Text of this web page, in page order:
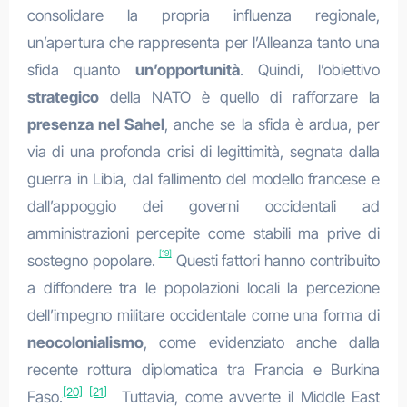
consolidare la propria influenza regionale,
un’apertura che rappresenta per l’Alleanza tanto una
sfida quanto un’opportunità. Quindi, l’obiettivo
strategicodella NATO è quello di rafforzare la
presenza nel Sahel, anche se la sfida è ardua, per
via di una profonda crisi di legittimità, segnata dalla
guerra in Libia, dal fallimento del modello francese e
dall’appoggio dei governi occidentali ad
amministrazioni percepite come stabili ma prive di
sostegno popolare. [19]Questi fattori hanno contribuito
a diffondere tra le popolazioni locali la percezione
dell’impegno militare occidentale come una forma di
neocolonialismo, come evidenziato anche dalla
recente rottura diplomatica tra Francia e Burkina
Faso.[20] [21]
Tuttavia, come avverte il Middle East